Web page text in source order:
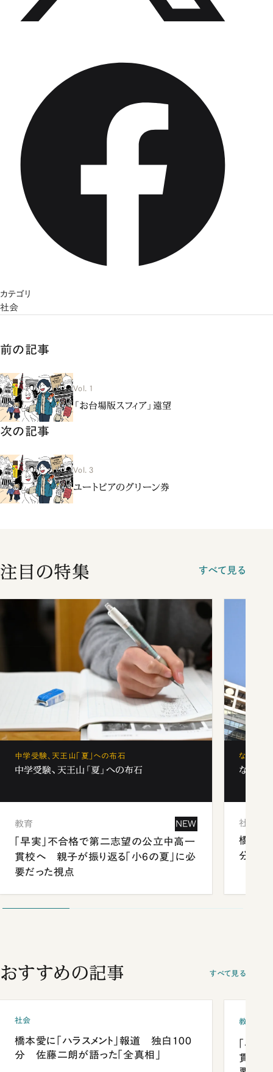
カテゴリ
社会
前の記事
Vol. 1
「お台場版スフィア」遠望
次の記事
Vol. 3
ユートピアのグリーン券
注目の特集 すべて見る
中学受験、天王山「夏」への布石
中学受験、天王山「夏」への布石
教育 NEW
「早実」不合格で第二志望の公立中高一
貫校へ 親子が振り返る「小6の夏」に必
要だった視点
なぜ「フ
なぜ「
社会
橋本愛
分 佐
おすすめの記事 すべて見る
社会
橋本愛に「ハラスメント」報道 独白100
分 佐藤二朗が語った「全真相」
教育
「早
貫校へ